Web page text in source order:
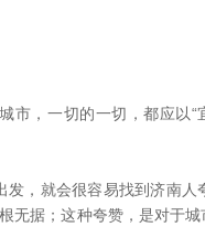
，一切的一切，都应以“
就会很容易找到济南人
无据；这种夸赞，是对于